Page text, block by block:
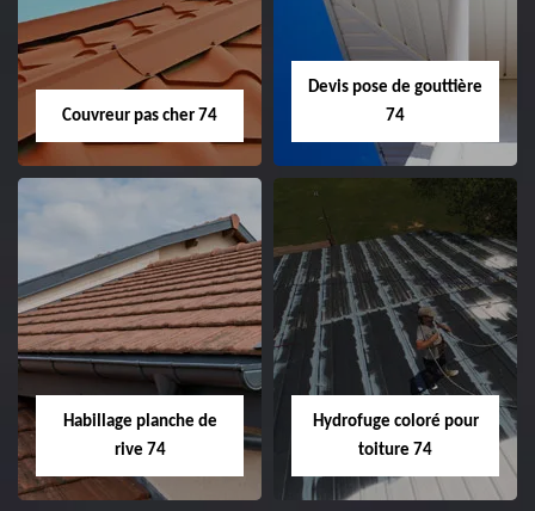
Couvreur pas cher 74
Devis pose de gouttière
74
Habillage planche de
rive 74
Hydrofuge coloré pour
toiture 74